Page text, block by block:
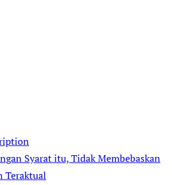
Syarat itu, Tidak Membebaskan
Teraktual